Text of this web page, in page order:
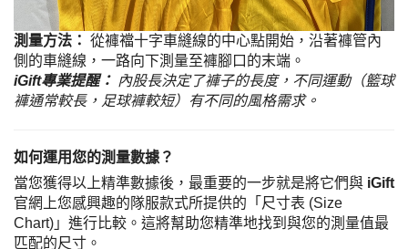
測量方法： 從褲襠十字車縫線的中心點開始，沿著褲管內
側的車縫線，一路向下測量至褲腳口的末端。
iGift專業提醒： 內股長決定了褲子的長度，不同運動（籃球
褲通常較長，足球褲較短）有不同的風格需求。
如何運用您的測量數據？
當您獲得以上精準數據後，最重要的一步就是將它們與 iGift
官網上您感興趣的隊服款式所提供的「尺寸表 (Size
Chart)」進行比較。這將幫助您精準地找到與您的測量值最
匹配的尺寸。